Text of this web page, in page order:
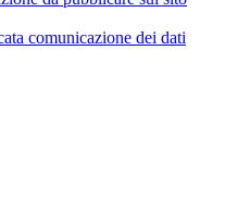
comunicazione dei dati